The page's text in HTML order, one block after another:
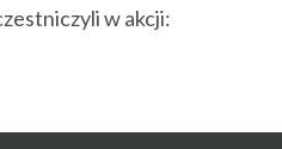
w akcji: